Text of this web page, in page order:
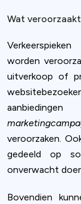
Wat
worden
uitverkoop of
veroorzaken.
gedeeld op
onverwacht
Bovendien